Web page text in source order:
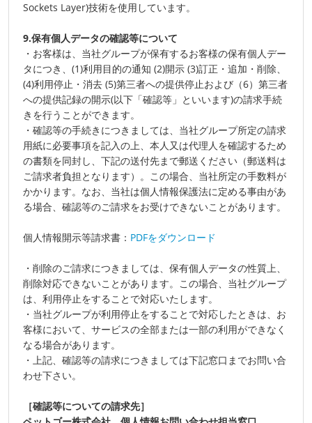
Sockets Layer)技術を使用しています。
9.保有個人データの確認等について
・お客様は、当社グループが保有するお客様の保有個人デー
タにつき、(1)利用目的の通知 (2)開示 (3)訂正・追加・削除、
(4)利用停止・消去 (5)第三者への提供停止および（6）第三者
への提供記録の開示(以下「確認等」といいます)の請求手続
きを行うことができます。
・確認等の手続きにつきましては、当社グループ所定の請求
用紙に必要事項を記入の上、本人又は代理人を確認するため
の書類を同封し、下記の送付先まで郵送ください（郵送料は
ご請求者負担となります）。この場合、当社所定の手数料が
かかります。なお、当社は個人情報保護法に定める事由があ
る場合、確認等のご請求をお受けできないことがあります。
個人情報開示等請求書： PDFをダウンロード
・削除のご請求につきましては、保有個人データの性質上、
削除対応できないことがあります。この場合、当社グループ
は、利用停止をすることで対応いたします。
・当社グループが利用停止をすることで対応したときは、お
客様において、サービスの全部または一部の利用ができなく
なる場合があります。
・上記、確認等の請求につきましては下記窓口までお問い合
わせ下さい。
［確認等についての請求先］